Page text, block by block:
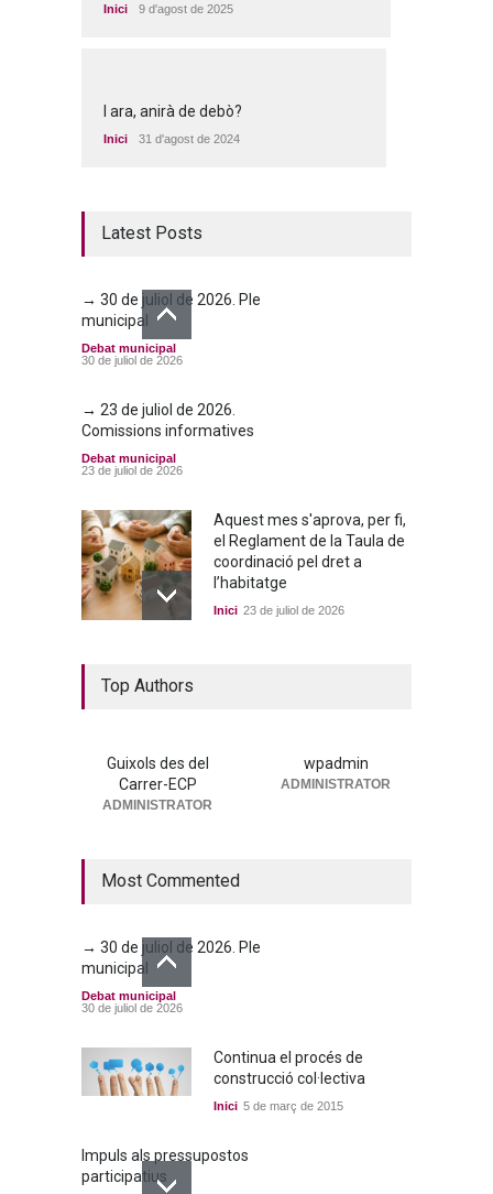
Inici 9 d'agost de 2025
I ara, anirà de debò?
Inici 31 d'agost de 2024
Latest Posts
→ 30 de juliol de 2026. Ple
municipal
Debat municipal
30 de juliol de 2026
→ 23 de juliol de 2026.
Comissions informatives
Debat municipal
23 de juliol de 2026
Aquest mes s'aprova, per fi,
el Reglament de la Taula de
coordinació pel dret a
l’habitatge
Inici 23 de juliol de 2026
→ 25 de juny de 2026. Ple
Top Authors
Guixols des del
Carrer-ECP
ADMINISTRATOR
wpadmin
ADMINISTRATOR
Most Commented
→ 30 de juliol de 2026. Ple
municipal
Debat municipal
30 de juliol de 2026
Continua el procés de
construcció col·lectiva
Inici 5 de març de 2015
Impuls als pressupostos
participatius